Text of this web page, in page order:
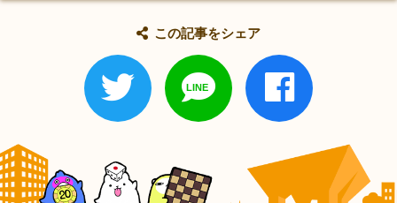
この記事をシェア